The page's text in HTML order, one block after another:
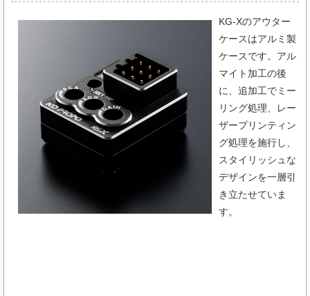
KG-Xのアウター
ケースはアルミ製
ケースです。アル
マイト加工の後
に、追加工でミー
リング処理、レー
ザープリンティン
グ処理を施行し、
スタイリッシュな
デザインを一層引
き立たせていま
す。